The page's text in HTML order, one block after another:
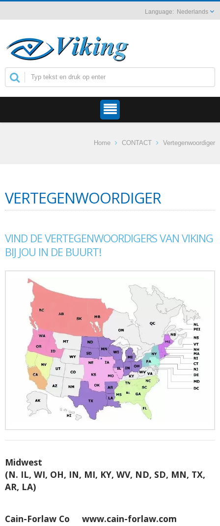
Nederlands
Home CONTACT Vertegenwoordiger
VERTEGENWOORDIGER
VIND DE VERTEGENWOORDIGERS VAN VIKING
BIJ JOU IN DE BUURT!
Midwest
(N. IL, WI, OH, IN, MI, KY, WV, ND, SD, MN, TX,
AR, LA)
Cain-Forlaw Co www.cain-forlaw.com